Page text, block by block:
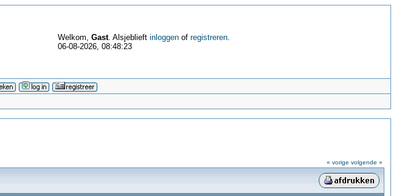
Welkom, Gast. Alsjeblieft inloggenof registreren.
06-08-2026, 08:48:23
« vorige volgende »